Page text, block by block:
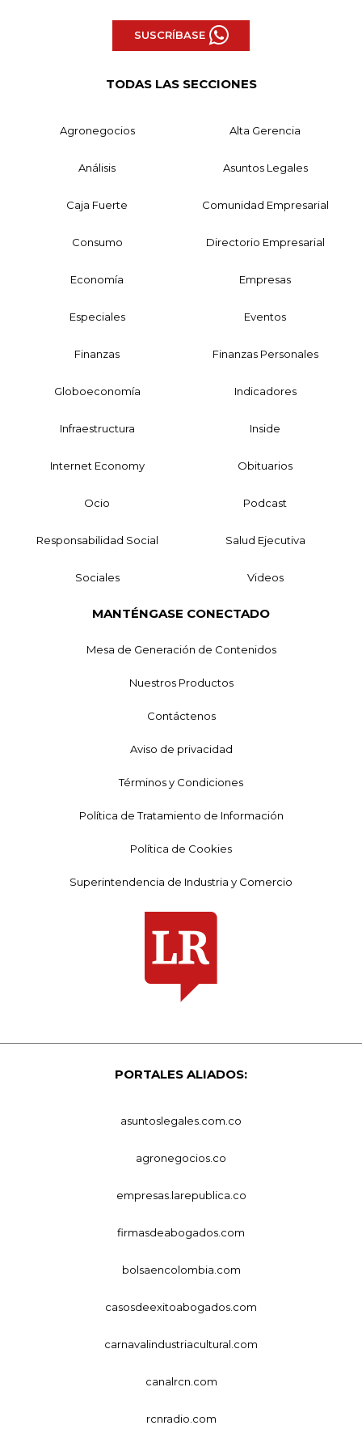
SUSCRÍBASE
TODAS LAS SECCIONES
Agronegocios Alta Gerencia
Análisis Asuntos Legales
Caja Fuerte Comunidad Empresarial
Consumo Directorio Empresarial
Economía Empresas
Especiales Eventos
Finanzas Finanzas Personales
Globoeconomía Indicadores
Infraestructura Inside
Internet Economy Obituarios
Ocio Podcast
Responsabilidad Social Salud Ejecutiva
Sociales Videos
MANTÉNGASE CONECTADO
Mesa de Generación de Contenidos
Nuestros Productos
Contáctenos
Aviso de privacidad
Términos y Condiciones
Política de Tratamiento de Información
Política de Cookies
Superintendencia de Industria y Comercio
PORTALES ALIADOS:
asuntoslegales.com.co
agronegocios.co
empresas.larepublica.co
firmasdeabogados.com
bolsaencolombia.com
casosdeexitoabogados.com
carnavalindustriacultural.com
canalrcn.com
rcnradio.com